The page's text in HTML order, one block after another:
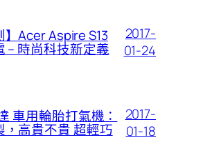
】Acer Aspire S13
– 時尚科技新定義
2017-
01-24
車用輪胎打氣機：
，高貴不貴 超輕巧
2017-
01-18